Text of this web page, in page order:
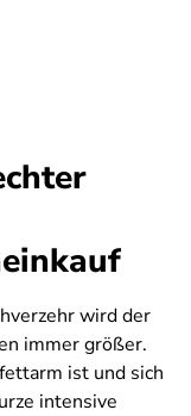
wird der
immer größer.
ist und sich
intensive